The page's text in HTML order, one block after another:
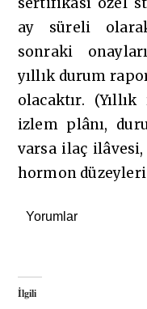
sertifikası özel
ay süreli
sonraki
yıllık durum
olacaktır.
izlem plânı,
varsa ilaç
hormon
Yorumlar
İlgili